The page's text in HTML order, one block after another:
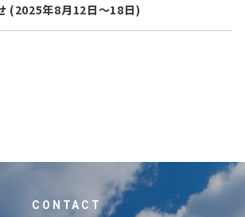
(2025年8月12日～18日)
CONTACT